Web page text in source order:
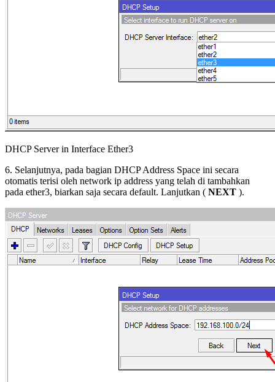
DHCP Server in Interface Ether3
6. Selanjutnya, pada bagian DHCP Address Space ini secara
otomatis terisi oleh network ip address yang telah di tambahkan
pada ether3, biarkan saja secara default. Lanjutkan ( NEXT ).